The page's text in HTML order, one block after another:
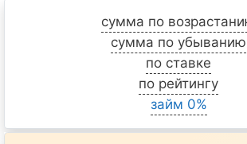
сумма по
сумма по убыванию
по ставке
по рейтингу
займ 0%